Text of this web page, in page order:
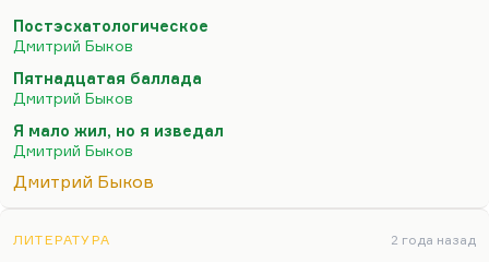
я напишу что-то лучше «Пятнадцатой баллады»
(«Если б был я Дэн Браун…») или моего самого
любимого стихотворения – «Сказки о рыбаке и
рыбке»… Вообще, лучшее стихотворение мое
звучит так:
Я мало жил, но я изведал
Небесной Родины я не предал –
Постэсхатологическое
Дмитрий Быков
Пятнадцатая баллада
Дмитрий Быков
Я мало жил, но я изведал
Дмитрий Быков
Дмитрий Быков
ЛИТЕРАТУРА 2 года назад